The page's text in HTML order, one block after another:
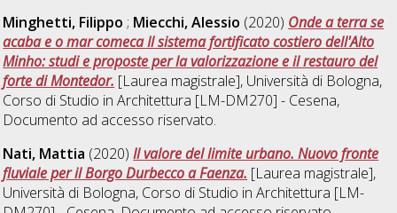
Minghetti, Filippo ; Miecchi, Alessio (2020) Onde a terra se
acaba e o mar comeca Il sistema fortificato costiero dell'Alto
Minho: studi e proposte per la valorizzazione e il restauro del
forte di Montedor. [Laurea magistrale], Università di Bologna,
Corso di Studio inArchitettura [LM-DM270] - Cesena,
Documento ad accesso riservato.
Nati, Mattia (2020)Il valore del limite urbano. Nuovo fronte
fluviale per il Borgo Durbecco a Faenza. [Laurea magistrale],
Università di Bologna, Corso di Studio inArchitettura [LM-